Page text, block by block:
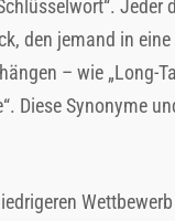
den jemand in
– wie „Long-
Diese Synonyme